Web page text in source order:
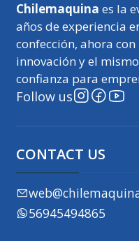
Chilemaquina es la
años de experiencia
confección, ahora
innovación y el
confianza para
Follow us
CONTACT US
56945494865